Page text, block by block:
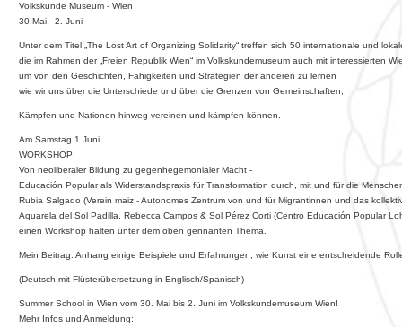
Volkskunde Museum - Wien
30.Mai - 2. Juni
Unter dem Titel „The Lost Art of Organizing Solidarity“ treffen sich 50 internationale und
die im Rahmen der „Freien Republik Wien“ im Volkskundemuseum auch mit interessierten
um von den Geschichten, Fähigkeiten und Strategien der anderen zu lernen
wie wir uns über die Unterschiede und über die Grenzen von Gemeinschaften,
Kämpfen und Nationen hinweg vereinen und kämpfen können.
Am Samstag 1.Juni
WORKSHOP
Von neoliberaler Bildung zu gegenhegemonialer Macht -
Educación Popular als Widerstandspraxis für Transformation durch, mit und für die
Rubia Salgado (Verein maiz - Autonomes Zentrum von und für Migrantinnen und das
Aquarela del Sol Padilla, Rebecca Campos & Sol Pérez Corti (Centro Educación Popular
einen Workshop halten unter dem oben gennanten Thema.
Mein Beitrag: Anhang einige Beispiele und Erfahrungen, wie Kunst eine entscheidende
(Deutsch mit Flüsterübersetzung in Englisch/Spanisch)
Summer School in Wien vom 30. Mai bis 2. Juni im Volkskundemuseum Wien!
Mehr Infos und Anmeldung: